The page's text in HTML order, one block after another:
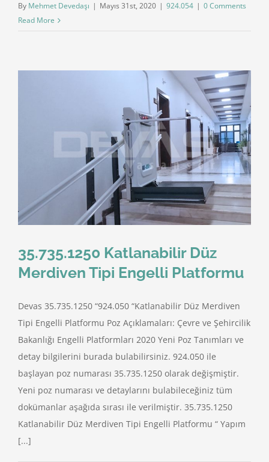
By Mehmet Devedaşı | Mayıs 31st, 2020 | 924.054 | 0 Comments
Read More
35.735.1250 Katlanabilir Düz
Merdiven Tipi Engelli Platformu
Devas 35.735.1250 “924.050 “Katlanabilir Düz Merdiven
Tipi Engelli Platformu Poz Açıklamaları: Çevre ve Şehircilik
Bakanlığı Engelli Platformları 2020 Yeni Poz Tanımları ve
detay bilgilerini burada bulabilirsiniz. 924.050 ile
başlayan poz numarası 35.735.1250 olarak değişmiştir.
Yeni poz numarası ve detaylarını bulabileceğiniz tüm
dokümanlar aşağıda sırası ile verilmiştir. 35.735.1250
Katlanabilir Düz Merdiven Tipi Engelli Platformu “ Yapım
[...]